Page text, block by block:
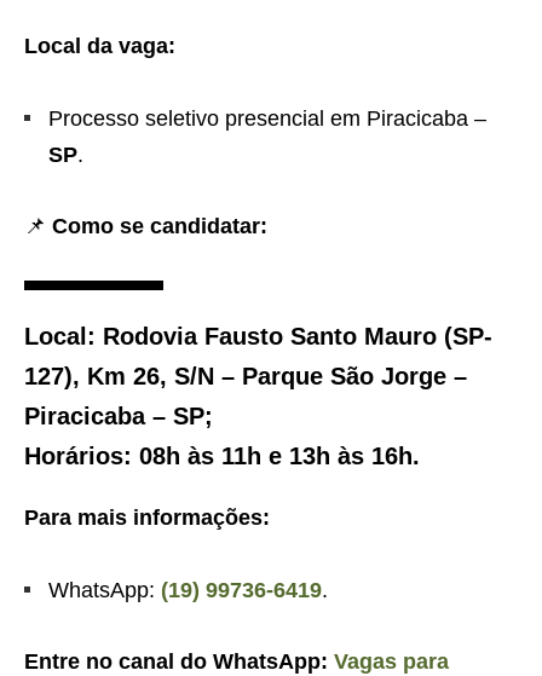
Local da vaga:
Processo seletivo presencial em Piracicaba –
SP.
📌 Como se candidatar:
Local: Rodovia Fausto Santo Mauro (SP-
127), Km 26, S/N – Parque São Jorge –
Piracicaba – SP;
Horários: 08h às 11h e 13h às 16h.
Para mais informações:
WhatsApp: (19) 99736-6419.
Entre no canal do WhatsApp: Vagas para